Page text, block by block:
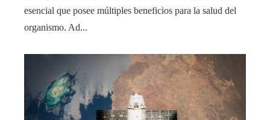
esencial que posee múltiples beneficios para la salud del
organismo. Ad...